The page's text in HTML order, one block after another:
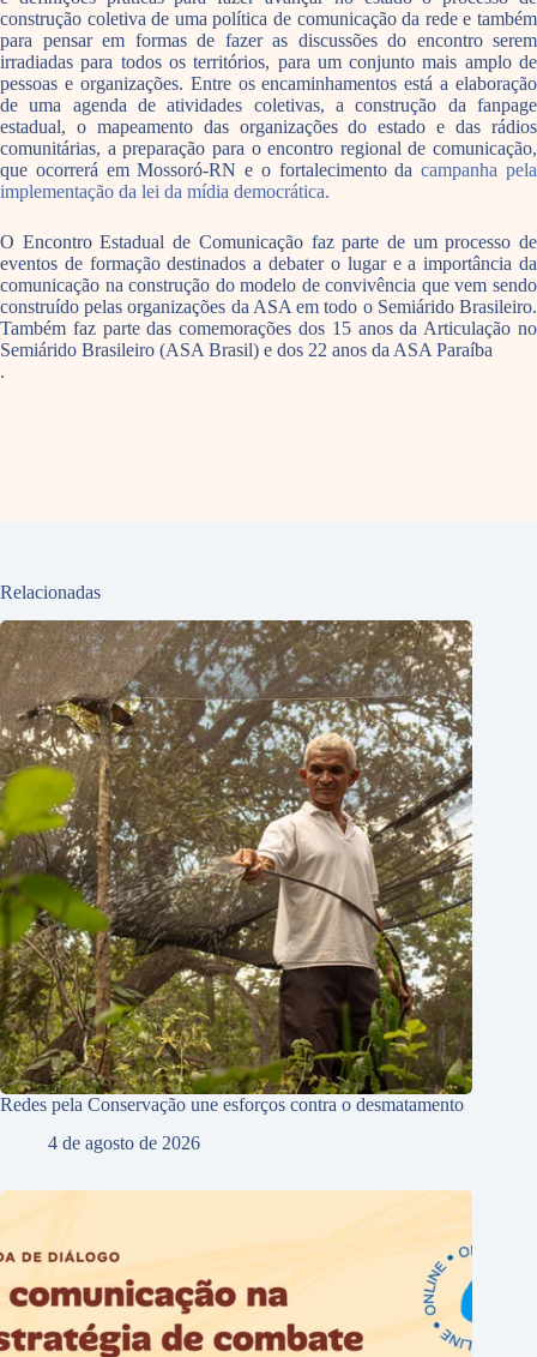
construção coletiva de uma política de comunicação da rede e também
para pensar em formas de fazer as discussões do encontro serem
irradiadas para todos os territórios, para um conjunto mais amplo de
pessoas e organizações. Entre os encaminhamentos está a elaboração
de uma agenda de atividades coletivas, a construção da fanpage
estadual, o mapeamento das organizações do estado e das rádios
comunitárias, a preparação para o encontro regional de comunicação,
que ocorrerá em Mossoró-RN e o fortalecimento dacampanha pela
implementação da lei da mídia democrática.
O Encontro Estadual de Comunicação faz parte de um processo de
eventos de formação destinados a debater o lugar e a importância da
comunicação na construção do modelo de convivência que vem sendo
construído pelas organizações da ASA em todo o Semiárido Brasileiro.
Também faz parte das comemorações dos 15 anos da Articulação no
Semiárido Brasileiro (ASA Brasil) e dos 22 anos da ASA Paraíba
.
Relacionadas
Redes pela Conservação une esforços contra o desmatamento
4 de agosto de 2026